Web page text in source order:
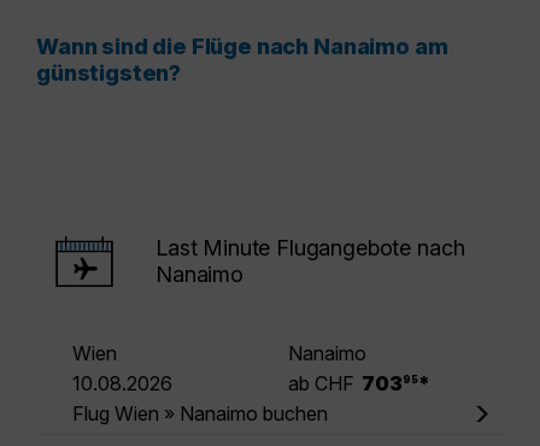
Wann sind die Flüge nach Nanaimo am
günstigsten?
Last Minute Flugangebote nach
Nanaimo
Wien
Nanaimo
10.08.2026
ab CHF 703 95 *
Flug Wien » Nanaimo buchen